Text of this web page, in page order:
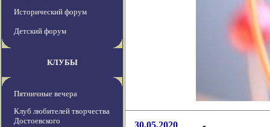
Исторический форум
Детский форум
КЛУБЫ
Пятничные вечера
Клуб любителей творчества
Достоевского